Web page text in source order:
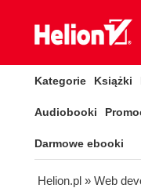
Kategorie Książki
Audiobooki
Darmowe ebooki
Helion.pl » Web